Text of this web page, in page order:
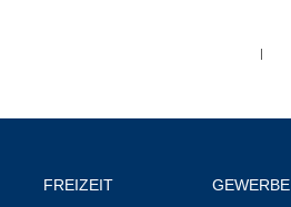
|
FREIZEIT GEWERBE